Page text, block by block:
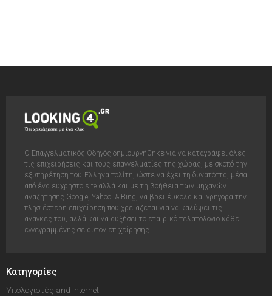
Ο Επαγγελματικός Οδηγός δημιουργήθηκε για να καταγράψει όλες
τις επιχειρήσεις και τους επαγγελματίες της χώρας, με σκοπό την
εξυπηρέτηση του Έλληνα πολίτη, ώστε να έχει τη δυνατόττα, μέσα
από ένα εύχρηστο site αλλά και με τη βοήθεια των μηχανών
αναζήτησης Google, Yahoo! & Bing, να βρει έυκολα και γρήγορα την
πλησιέστερη επιχείρηση που χρειάζεται για να καλύψει τις
ανάγκες του, αλλά και να αυξήσει το εταιρικό πελατολόγιο κάθε
εγγεγραμμένης σε αυτόν επιχείρησης.
Κατηγορίες
Υπολογιστές and Internet